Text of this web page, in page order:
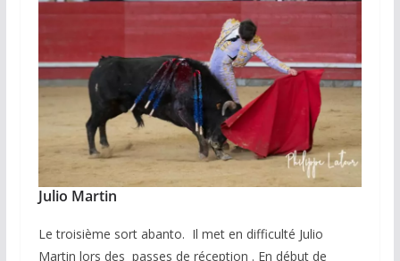
Julio Martin
Le troisième sort abanto. Il met en difficulté Julio
Martin lors des passes de réception . En début de